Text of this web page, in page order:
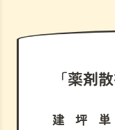
「薬剤
建坪